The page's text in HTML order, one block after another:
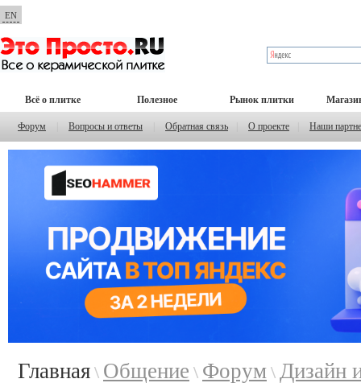
EN
Всё о плитке Полезное Рынок плитки
Форум Вопросы и ответы Обратная связь О проекте Наши
Главная \ Общение \ Форум \ Дизайн